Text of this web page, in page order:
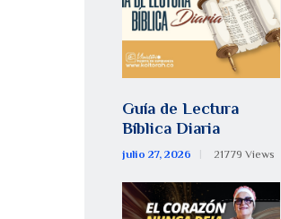
Guía de Lectura
Bíblica Diaria
julio 27, 2026 21779 Views